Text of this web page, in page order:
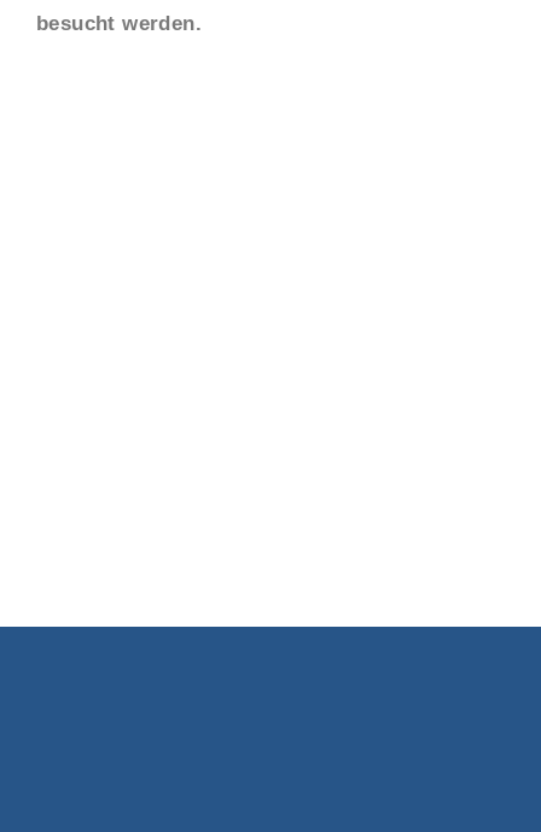
besucht werden.